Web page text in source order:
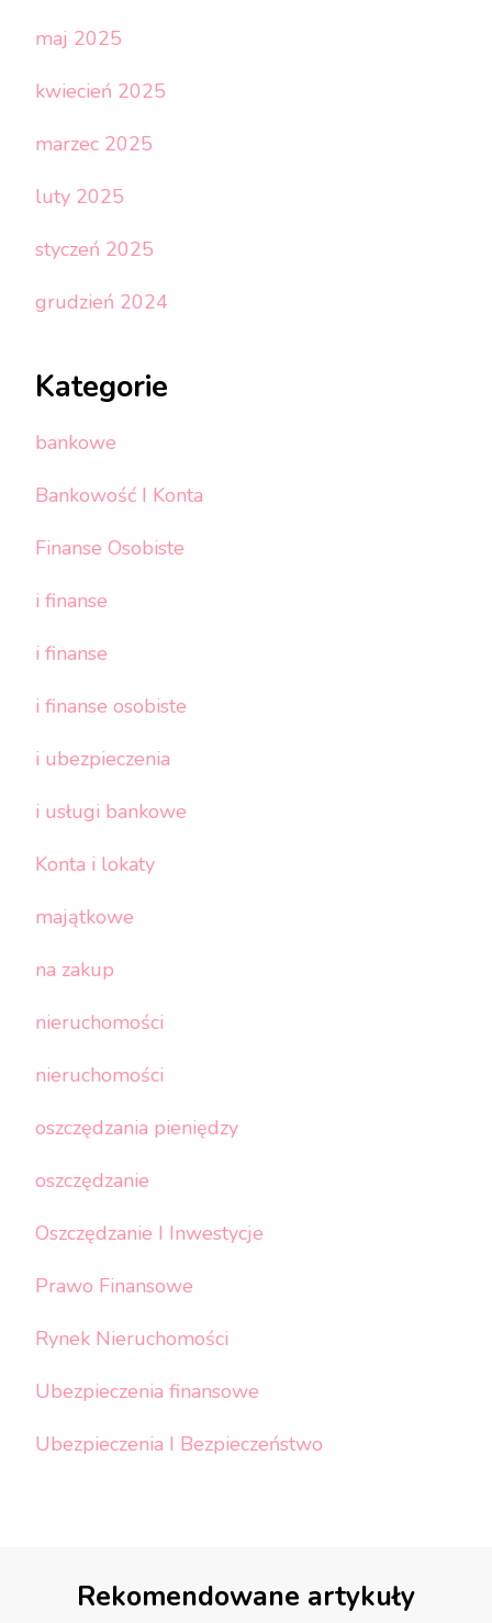
maj 2025
kwiecień 2025
marzec 2025
luty 2025
styczeń 2025
grudzień 2024
Kategorie
bankowe
Bankowość I Konta
Finanse Osobiste
i finanse
i finanse
i finanse osobiste
i ubezpieczenia
i usługi bankowe
Konta i lokaty
majątkowe
na zakup
nieruchomości
nieruchomości
oszczędzania pieniędzy
oszczędzanie
Oszczędzanie I Inwestycje
Prawo Finansowe
Rynek Nieruchomości
Ubezpieczenia finansowe
Ubezpieczenia I Bezpieczeństwo
Rekomendowane artykuły